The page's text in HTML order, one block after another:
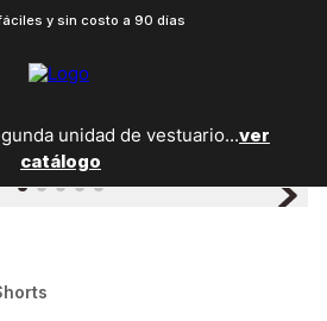
y sin costo a 90 días
unidad de vestuario...ver
catálogo